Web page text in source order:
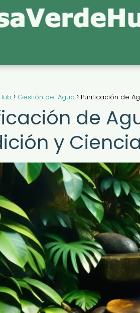
Gestión del Agua Purificación de
de
y Ciencia